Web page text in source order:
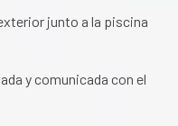
junto a la piscina
y comunicada con el